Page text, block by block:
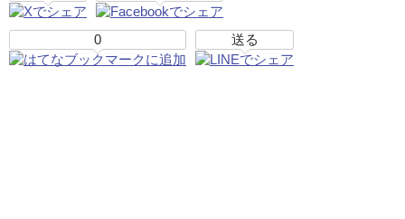
ッ
プ
0 送る